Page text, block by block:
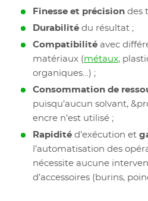
Finesse et précision des
Durabilité du résultat ;
Compatibilité avec
matériaux (métaux,
organiques…) ;
Consommation de
puisqu’aucun solvant,
encre n’est utilisé ;
Rapidité d’exécution et
l’automatisation des
nécessite aucune
d’accessoires (burins,